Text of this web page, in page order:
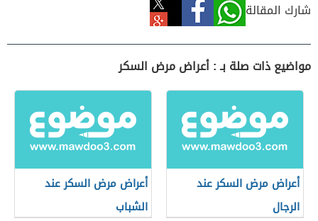
شارك المقالة
مواضيع ذات صلة بـ : أعراض مرض السكر
أعراض مرض السكر عند
الرجال
أعراض مرض السكر عند
الشباب